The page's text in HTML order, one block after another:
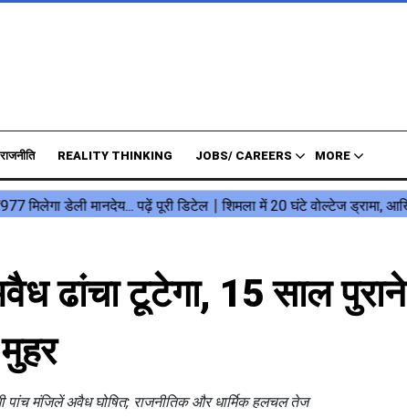
राजनीति REALITY THINKING JOBS/ CAREERS MORE
ढांचा टूटेगा, 15 साल पुराने
पांच मंजिलें अवैध घोषित; राजनीतिक और धार्मिक हलचल तेज